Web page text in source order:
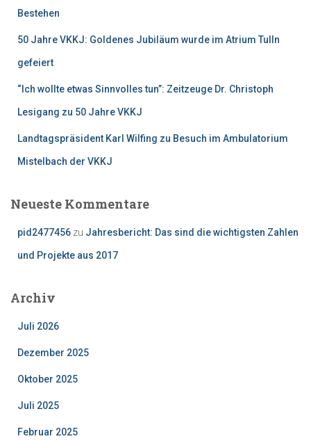
Bestehen
50 Jahre VKKJ: Goldenes Jubiläum wurde im Atrium Tulln
gefeiert
“Ich wollte etwas Sinnvolles tun”: Zeitzeuge Dr. Christoph
Lesigang zu 50 Jahre VKKJ
Landtagspräsident Karl Wilfing zu Besuch im Ambulatorium
Mistelbach der VKKJ
Neueste Kommentare
pid2477456 zu Jahresbericht: Das sind die wichtigsten Zahlen
und Projekte aus 2017
Archiv
Juli 2026
Dezember 2025
Oktober 2025
Juli 2025
Februar 2025